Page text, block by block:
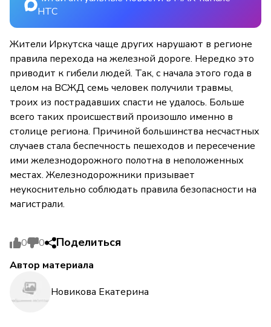
НТС
Жители Иркутска чаще других нарушают в регионе
правила перехода на железной дороге. Нередко это
приводит к гибели людей. Так, с начала этого года в
целом на ВСЖД семь человек получили травмы,
троих из пострадавших спасти не удалось. Больше
всего таких происшествий произошло именно в
столице региона. Причиной большинства несчастных
случаев стала беспечность пешеходов и пересечение
ими железнодорожного полотна в неположенных
местах. Железнодорожники призывает
неукоснительно соблюдать правила безопасности на
магистрали.
0 0 Поделиться
Автор материала
Новикова Екатерина